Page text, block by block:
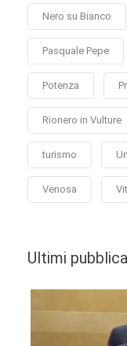
Nero su Bianco
Pasquale Pepe
Potenza
Rionero in Vulture
turismo
Venosa
Ultimi